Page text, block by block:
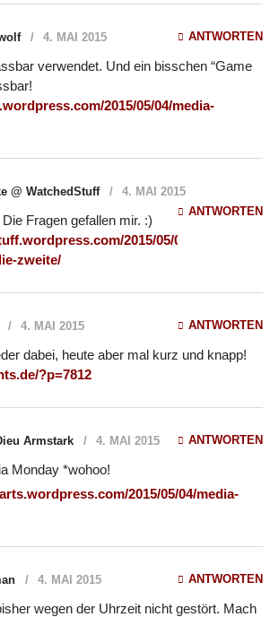
4. MAI 2015 ANTWORTEN
verwendet. Und ein bisschen “Game
2015/05/04/media-
@ WatchedStuff
4. MAI 2015
ANTWORTEN
Fragen gefallen mir. :)
2015/05/04/media-
zweite/
4. MAI 2015 ANTWORTEN
dabei, heute aber mal kurz und knapp!
?p=7812
Armstark 4. MAI 2015 ANTWORTEN
Monday *wohoo!
2015/05/04/media-
4. MAI 2015 ANTWORTEN
wegen der Uhrzeit nicht gestört. Mach